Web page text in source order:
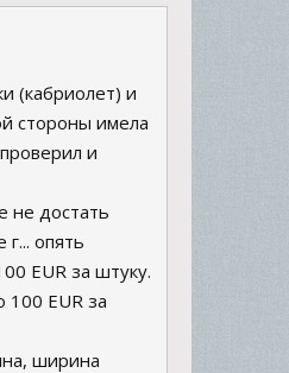
(кабриолет) и
стороны имела
и
не достать
опять
EUR за штуку.
100 EUR за
ширина